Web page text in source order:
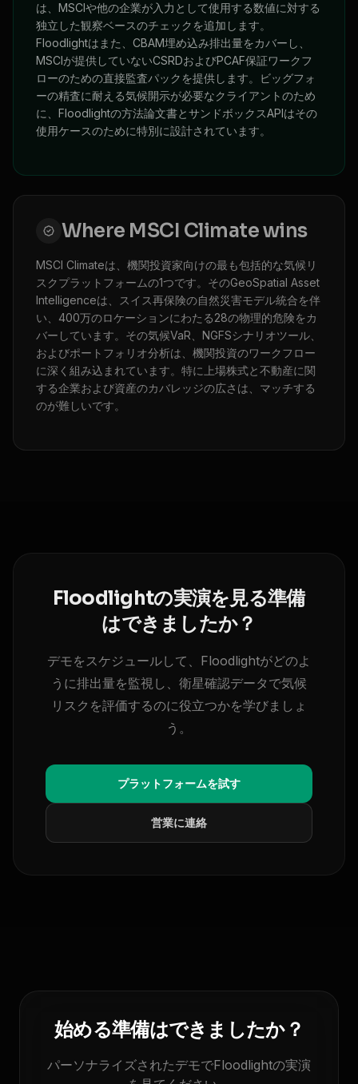
は、MSCIや他の企業が入力として使用する数値に対する
独立した観察ベースのチェックを追加します。
Floodlightはまた、CBAM埋め込み排出量をカバーし、
MSCIが提供していないCSRDおよびPCAF保証ワークフ
ローのための直接監査パックを提供します。ビッグフォ
ーの精査に耐える気候開示が必要なクライアントのため
に、Floodlightの方法論文書とサンドボックスAPIはその
使用ケースのために特別に設計されています。
Where MSCI Climatewins
MSCI Climateは、機関投資家向けの最も包括的な気候リ
スクプラットフォームの1つです。そのGeoSpatial Asset
Intelligenceは、スイス再保険の自然災害モデル統合を伴
い、400万のロケーションにわたる28の物理的危険をカ
バーしています。その気候VaR、NGFSシナリオツール、
およびポートフォリオ分析は、機関投資のワークフロー
に深く組み込まれています。特に上場株式と不動産に関
する企業および資産のカバレッジの広さは、マッチする
のが難しいです。
Floodlightの実演を見る準備
はできましたか？
デモをスケジュールして、Floodlightがどのよ
うに排出量を監視し、衛星確認データで気候
リスクを評価するのに役立つかを学びましょ
う。
プラットフォームを試す
営業に連絡
始める準備はできましたか？
パーソナライズされたデモでFloodlightの実演